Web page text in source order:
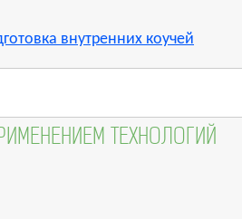
внутренних коучей
ТЕХНОЛОГИЙ